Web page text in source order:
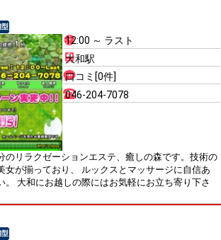
型
12:00 ～ ラスト
大和駅
口コミ[0件]
046-204-7078
のリラクゼーションエステ、癒しの森です。技術の
女が揃っており、 ルックスとマッサージに自信あ
。 大和にお越しの際にはお気軽にお立ち寄り下さ
型